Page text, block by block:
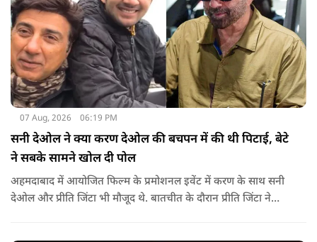
07 Aug, 2026 06:19 PM
सनी देओल ने क्या करण देओल की बचपन में की थी पिटाई, बेटे
ने सबके सामने खोल दी पोल
अहमदाबाद में आयोजित फिल्म के प्रमोशनल इवेंट में करण के साथ सनी
देओल और प्रीति जिंटा भी मौजूद थे. बातचीत के दौरान प्रीति जिंटा ने